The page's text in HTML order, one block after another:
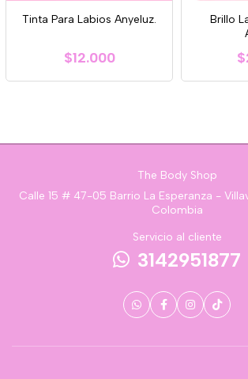
Tinta Para Labios Anyeluz.
$12.000
Brillo
The Body Shop
Calle 15 # 47-05 Barrio La Esperanza -
Colombia
Servicio al cliente
3142951877